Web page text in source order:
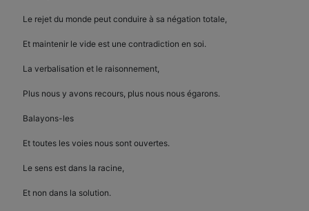
Le rejet du monde peut conduire à sa négation totale,
Et maintenir le vide est une contradiction en soi.
La verbalisation et le raisonnement,
Plus nous y avons recours, plus nous nous égarons.
Balayons-les
Et toutes les voies nous sont ouvertes.
Le sens est dans la racine,
Et non dans la solution.